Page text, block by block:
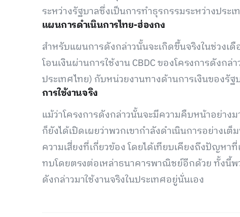
ระหว่างรัฐบาลซึ่งเป็นการทำธุรกรรมระหว่างประเ
แผนการดำเนินการไทย-ฮ่องกง
สำหรับแผนการดังกล่าวนั้นจะเกิดขึ้นจริงในช่วงเ
โอนเงินผ่านการใช้งาน CBDC ของโครงการดังกล่
ประเทศไทย) กับหน่วยงานทางด้านการเงินของรัฐ
การใช้งานจริง
แม้ว่าโครงการดังกล่าวนั้นจะมีความคืบหน้าอย่าง
ก็ยังได้เปิดเผยว่าพวกเขากำลังดำเนินการอย่าง
ความเสี่ยงที่เกี่ยวข้อง โดยได้เทียบเคียงถึงปัญห
ทบโดยตรงต่อเหล่าธนาคารพาณิชย์อีกด้วย ทั้งนี้พ
ดังกล่าวมาใช้งานจริงในประเทศอยู่นั่นเอง